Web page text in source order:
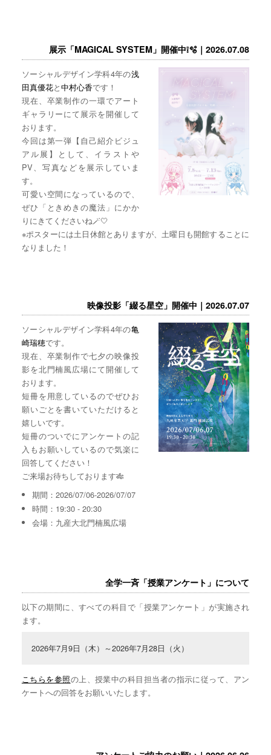
展示「MAGICAL SYSTEM」開催中❕🫧｜2026.07.08
ソーシャルデザイン学科4年の浅
田真優花と中村心香です！
現在、卒業制作の一環でアート
ギャラリーにて展示を開催して
おります。
今回は第一弾【自己紹介ビジュ
アル展】として、イラストや
PV、写真などを展示していま
す。
可愛い空間になっているので、
ぜひ「ときめきの魔法」にかか
りにきてくださいね🪄🤍
※ポスターには土日休館とありますが、土曜日も開館することに
なりました！
映像投影「綴る星空」開催中｜2026.07.07
ソーシャルデザイン学科4年の亀
崎瑞穂です。
現在、卒業制作で七夕の映像投
影を北門楠風広場にて開催して
おります。
短冊を用意しているのでぜひお
願いごとを書いていただけると
嬉しいです。
短冊のついでにアンケートの記
入もお願いしているので気楽に
回答してください！
ご来場お待ちしております🎋
期間：2026/07/06-2026/07/07
時間：19:30 - 20:30
会場：九産大北門楠風広場
全学一斉「授業アンケート」について
以下の期間に、すべての科目で「授業アンケート」が実施され
ます。
2026年7月9日（木）～2026年7月28日（火）
こちらを参照の上、授業中の科目担当者の指示に従って、アン
ケートへの回答をお願いいたします。